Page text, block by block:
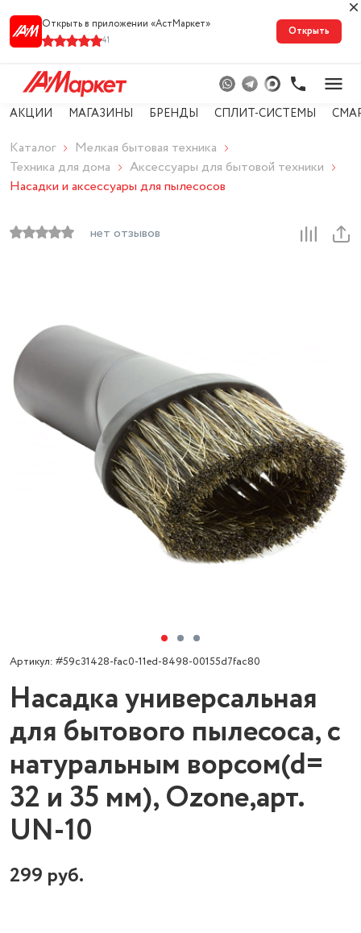
Открыть в приложении «АстМарке‪т‬»
41
Открыть
АКЦИИ МАГАЗИНЫ БРЕНДЫ СПЛИТ-СИСТЕМЫ
Каталог
Мелкая бытовая техника
Техника для дома
Аксессуары для бытовой техники
Насадки и аксессуары для пылесосов
нет отзывов
Артикул: #59c31428-fac0-11ed-8498-00155d7fac80
Насадка универсальная
для бытового пылесоса, с
натуральным ворсом(d=
32 и 35 мм), Ozone,арт.
UN-10
299 руб.